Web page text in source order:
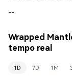
--
Wrapped
tempo real
1D 7D 1M